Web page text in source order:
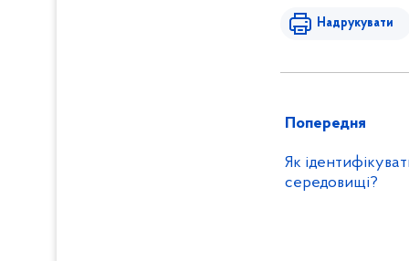
Надрукувати
Попередня
Як
середовищі?